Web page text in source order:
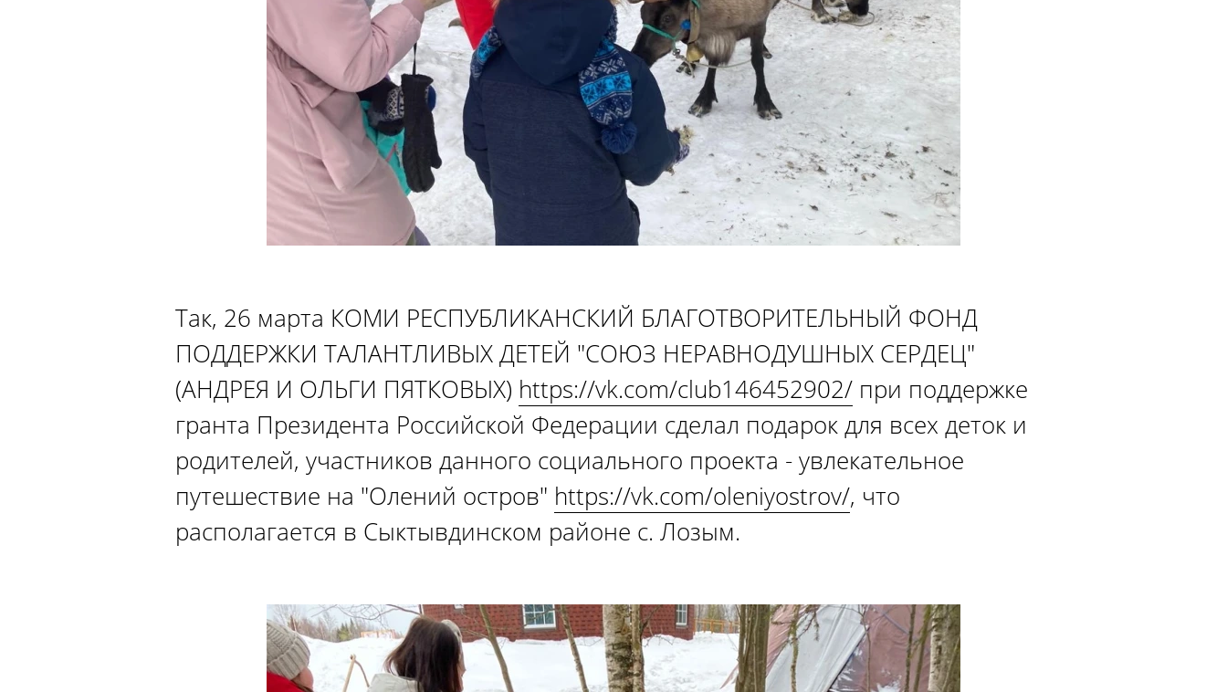
Так, 26 марта КОМИ РЕСПУБЛИКАНСКИЙ БЛАГОТВОРИТЕЛЬНЫЙ ФОНД
ПОДДЕРЖКИ ТАЛАНТЛИВЫХ ДЕТЕЙ "СОЮЗ НЕРАВНОДУШНЫХ СЕРДЕЦ"
(АНДРЕЯ И ОЛЬГИ ПЯТКОВЫХ) https://vk.com/club146452902/ при поддержке
гранта Президента Российской Федерации сделал подарок для всех деток и
родителей, участников данного социального проекта - увлекательное
путешествие на "Олений остров" https://vk.com/oleniyostrov/, что
располагается в Сыктывдинском районе с. Лозым.